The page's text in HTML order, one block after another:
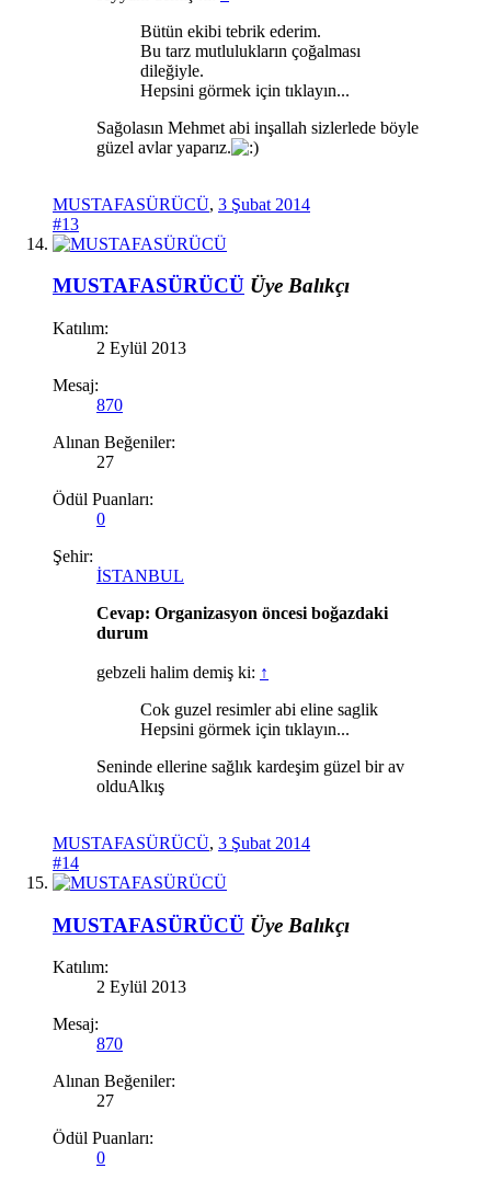
Bütün ekibi tebrik ederim.
Bu tarz mutlulukların çoğalması
dileğiyle.
Hepsini görmek için tıklayın...
Sağolasın Mehmet abi inşallah sizlerlede böyle
güzel avlar yaparız.
MUSTAFASÜRÜCÜ, 3 Şubat 2014
#13
MUSTAFASÜRÜCÜ Üye Balıkçı
Katılım:
2 Eylül 2013
Mesaj:
870
Alınan Beğeniler:
27
Ödül Puanları:
0
Şehir:
İSTANBUL
Cevap: Organizasyon öncesi boğazdaki
durum
gebzeli halim demiş ki: ↑
Cok guzel resimler abi eline saglik
Hepsini görmek için tıklayın...
Seninde ellerine sağlık kardeşim güzel bir av
olduAlkış
MUSTAFASÜRÜCÜ, 3 Şubat 2014
#14
MUSTAFASÜRÜCÜ Üye Balıkçı
Katılım:
2 Eylül 2013
Mesaj:
870
Alınan Beğeniler:
27
Ödül Puanları:
0